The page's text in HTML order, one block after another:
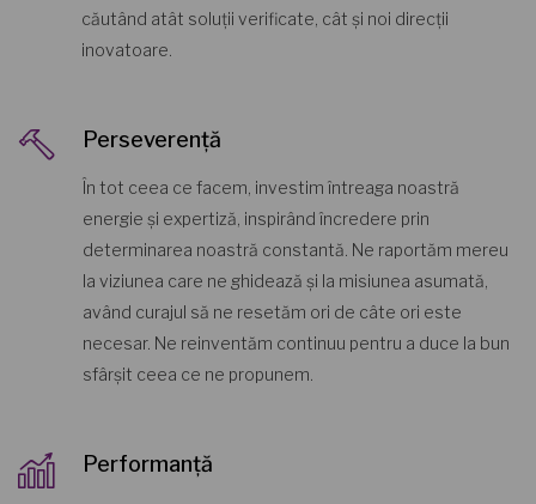
căutând atât soluții verificate, cât și noi direcții
inovatoare.
Perseverență
În tot ceea ce facem, investim întreaga noastră
energie și expertiză, inspirând încredere prin
determinarea noastră constantă. Ne raportăm mereu
la viziunea care ne ghidează și la misiunea asumată,
având curajul să ne resetăm ori de câte ori este
necesar. Ne reinventăm continuu pentru a duce la bun
sfârșit ceea ce ne propunem.
Performanță